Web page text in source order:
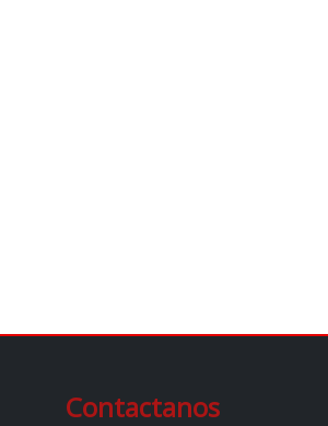
Contactanos